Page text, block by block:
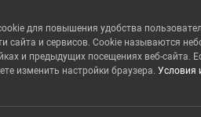
для повышения удобства
сайта и сервисов. Cookie называются
и предыдущих посещениях веб-сайта.
изменить настройки браузера. Условия